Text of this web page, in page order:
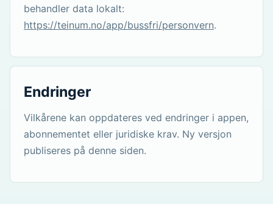
behandler data lokalt:
https://teinum.no/app/bussfri/personvern.
Endringer
Vilkårene kan oppdateres ved endringer i appen,
abonnementet eller juridiske krav. Ny versjon
publiseres på denne siden.